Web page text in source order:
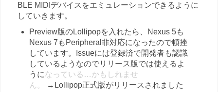
BLE MIDIデバイスをエミュレーションできるように
していきます。
Preview版のLollipopを入れたら、Nexus 5も
Nexus 7もPeripheral非対応になったので頓挫
しています。Issueには登録済で開発者も認識
しているようなのでリリース版では使えるよ
うになっている…かもしれませ
ん。
→Lollipop正式版がリリースされました